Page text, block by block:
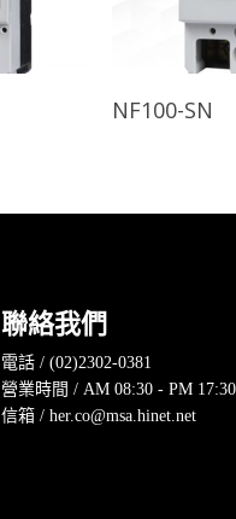
NF100-SN
聯絡我們
電話 / (02)2302-0381
營業時間 / AM 08:30 - PM 17:30
信箱 / her.co@msa.hinet.net